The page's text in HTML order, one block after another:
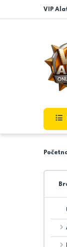
Skip to navigation
Skip to content
VIP